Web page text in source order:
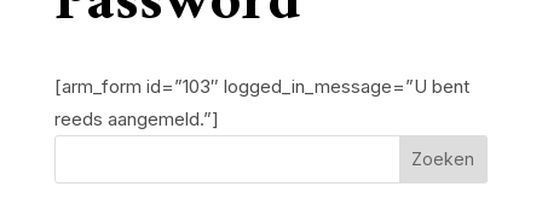
[arm_form id=”103″ logged_in_message=”U bent
reeds aangemeld.”]